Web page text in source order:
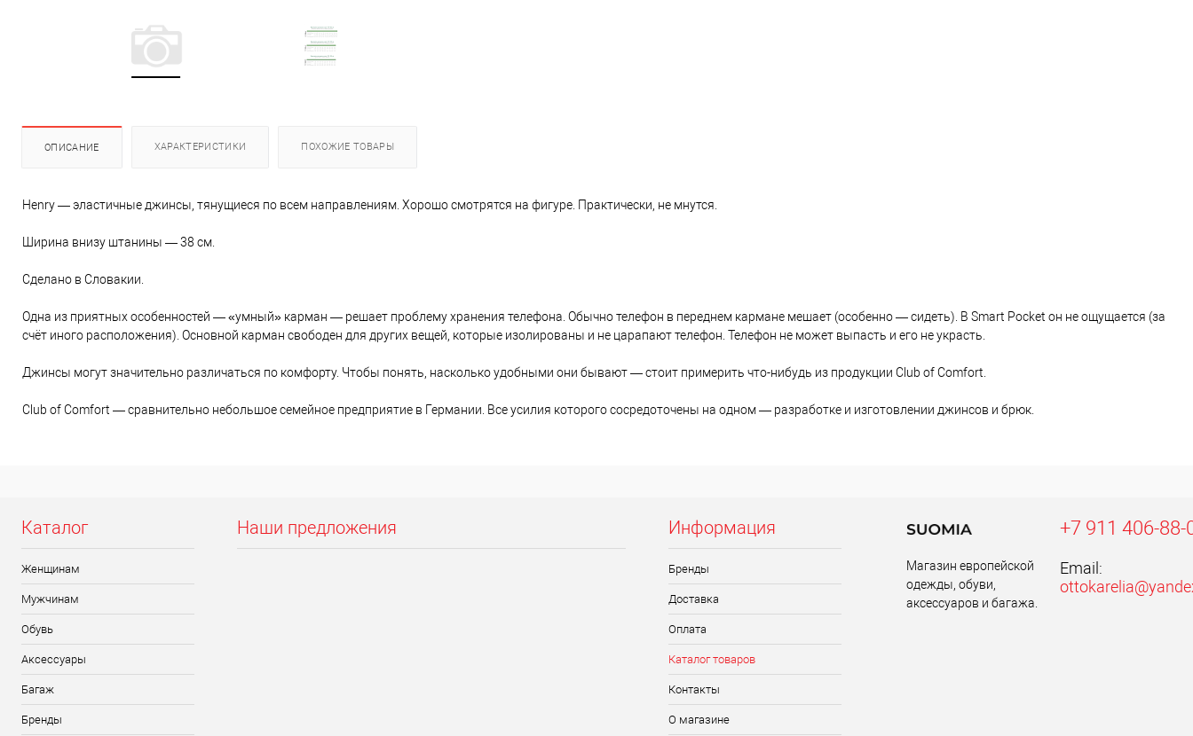
ОПИСАНИЕ ХАРАКТЕРИСТИКИ ПОХОЖИЕ ТОВАРЫ
Henry — эластичные джинсы, тянущиеся по всем направлениям. Хорошо смотрятся на фигуре. Практически, не мнутся.
Ширина внизу штанины — 38 см.
Сделано в Словакии.
Одна из приятных особенностей — «умный» карман — решает проблему хранения телефона. Обычно телефон в переднем кармане мешает (особенно — сидеть). В Smart Pocket он не ощущается (за
счёт иного расположения). Основной карман свободен для других вещей, которые изолированы и не царапают телефон. Телефон не может выпасть и его не украсть.
Джинсы могут значительно различаться по комфорту. Чтобы понять, насколько удобными они бывают — стоит примерить что-нибудь из продукции Club of Comfort.
Club of Comfort — сравнительно небольшое семейное предприятие в Германии. Все усилия которого сосредоточены на одном — разработке и изготовлении джинсов и брюк.
Каталог
Женщинам
Мужчинам
Обувь
Аксессуары
Багаж
Бренды
Наши предложения Информация
Бренды
Доставка
Оплата
Каталог товаров
Контакты
О магазине
Магазин европейской
одежды, обуви,
аксессуаров и багажа.
+7 911 406-88-
Email: